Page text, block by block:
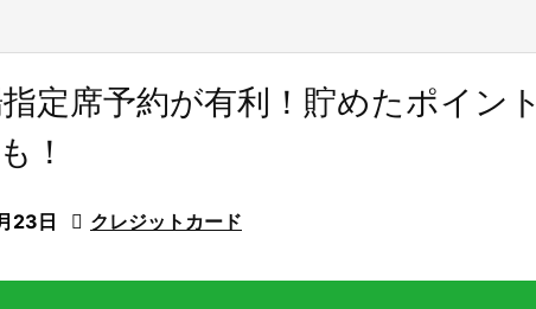
定席予約が有利！貯めたポイント
！
23日  クレジットカード